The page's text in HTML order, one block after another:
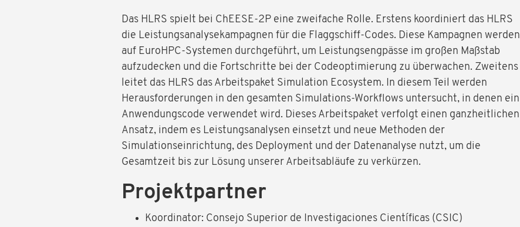
Das HLRS spielt bei ChEESE-2P eine zweifache Rolle. Erstens koordiniert das HLRS
die Leistungsanalysekampagnen für die Flaggschiff-Codes. Diese Kampagnen werden
auf EuroHPC-Systemen durchgeführt, um Leistungsengpässe im großen Maßstab
aufzudecken und die Fortschritte bei der Codeoptimierung zu überwachen. Zweitens
leitet das HLRS das Arbeitspaket Simulation Ecosystem. In diesem Teil werden
Herausforderungen in den gesamten Simulations-Workflows untersucht, in denen ein
Anwendungscode verwendet wird. Dieses Arbeitspaket verfolgt einen ganzheitlichen
Ansatz, indem es Leistungsanalysen einsetzt und neue Methoden der
Simulationseinrichtung, des Deployment und der Datenanalyse nutzt, um die
Gesamtzeit bis zur Lösung unserer Arbeitsabläufe zu verkürzen.
Projektpartner
Koordinator: Consejo Superior de Investigaciones Científicas (CSIC)